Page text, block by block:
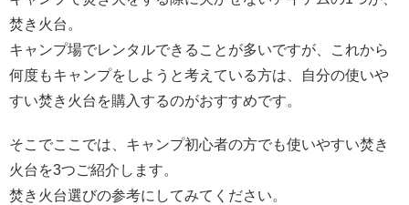
焚き火台。
キャンプ場でレンタルできることが多いですが、これから
何度もキャンプをしようと考えている方は、自分の使いや
すい焚き火台を購入するのがおすすめです。
そこでここでは、キャンプ初心者の方でも使いやすい焚き
火台を3つご紹介します。
焚き火台選びの参考にしてみてください。